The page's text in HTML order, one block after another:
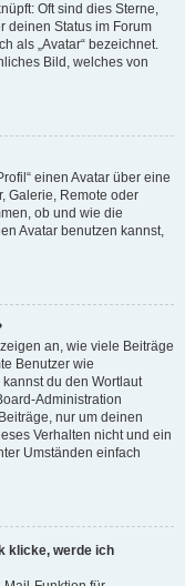
Oft sind dies Sterne,
deinen Status im Forum
als „Avatar“ bezeichnet.
Bild, welches von
einen Avatar über eine
Galerie, Remote oder
ob und wie die
Avatar benutzen kannst,
an, wie viele Beiträge
Benutzer wie
du den Wortlaut
Administration
nur um deinen
Verhalten nicht und ein
Umständen einfach
klicke, werde ich